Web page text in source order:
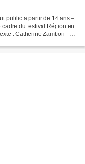
public à partir de 14 ans –
du festival Région en
: Catherine Zambon –